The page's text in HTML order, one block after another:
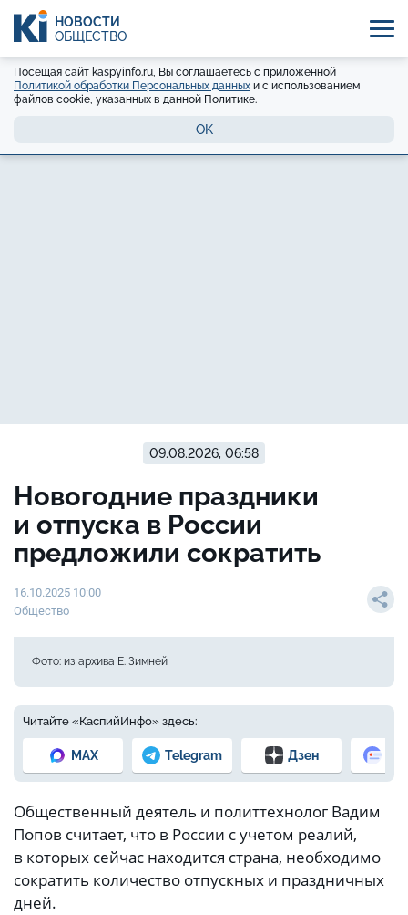
НОВОСТИ
ОБЩЕСТВО
Посещая сайт kaspyinfo.ru, Вы соглашаетесь с приложенной
Политикой обработки Персональных данных и с использованием
файлов cookie, указанных в данной Политике.
OK
09.08.2026, 06:58
Новогодние праздники
и отпуска в России
предложили сократить
16.10.2025 10:00
Общество
Фото: из архива Е. Зимней
Читайте «КаспийИнфо» здесь:
MAX Telegram Дзен
Общественный деятель и политтехнолог Вадим
Попов считает, что в России с учетом реалий,
в которых сейчас находится страна, необходимо
сократить количество отпускных и праздничных
дней.